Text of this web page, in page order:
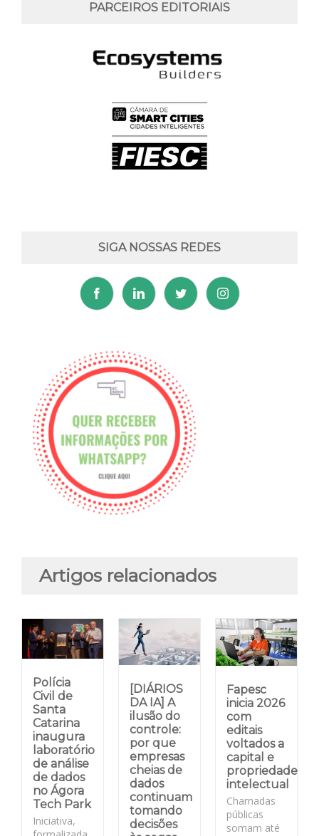
PARCEIROS EDITORIAIS
SIGA NOSSAS REDES
Artigos relacionados
Polícia
Civil de
Santa
Catarina
inaugura
laboratório
de análise
de dados
no Ágora
Tech Park
Iniciativa,
[DIÁRIOS
DA IA] A
ilusão do
controle:
por que
empresas
cheias de
dados
continuam
tomando
decisões
Fapesc
inicia 2026
com
editais
voltados a
capital e
propriedade
intelectual
Chamadas
públicas
somam até